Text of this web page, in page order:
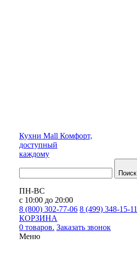
Кухни Mall Комфорт,
доступный
каждому
Поиск
ПН-ВС
с 10:00 до 20:00
8 (800) 302-77-06 8 (499) 348-15-11
КОРЗИНА
0 товаров. Заказать звонок
Меню